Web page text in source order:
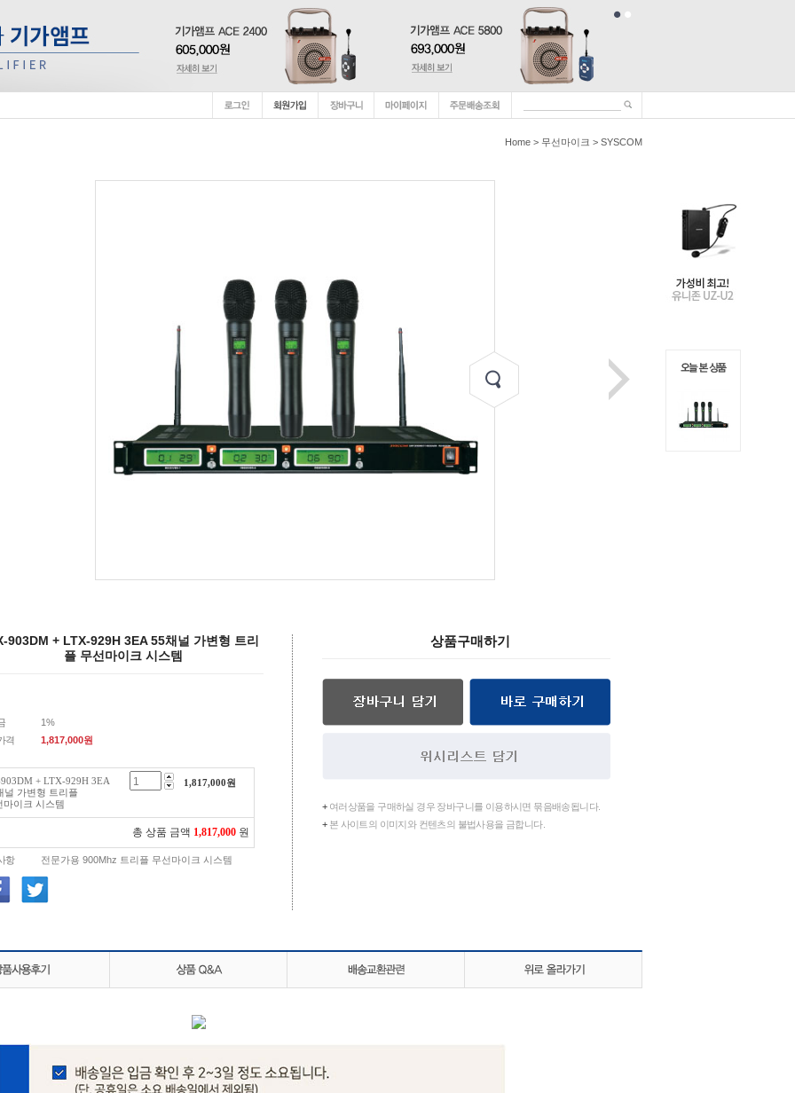
Home > 무선마이크 > SYSCOM
903DM + LTX-929H 3EA 55채널 가변형 트리
플 무선마이크 시스템
1%
격
1,817,000원
+ LTX-929H 3EA
널 가변형 트리플
마이크 시스템
1,817,000원
총 상품 금액 1,817,000 원
항 전문가용 900Mhz 트리플 무선마이크 시스템
상품구매하기
+여러상품을 구매하실 경우 장바구니를 이용하시면 묶음배송됩니다.
+본 사이트의 이미지와 컨텐츠의 불법사용을 금합니다.